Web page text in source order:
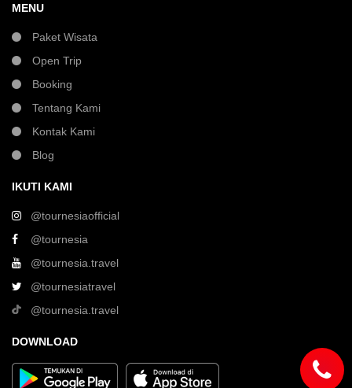
MENU
Paket Wisata
Open Trip
Booking
Tentang Kami
Kontak Kami
Blog
IKUTI KAMI
@tournesiaofficial
@tournesia
@tournesia.travel
@tournesiatravel
@tournesia.travel
DOWNLOAD